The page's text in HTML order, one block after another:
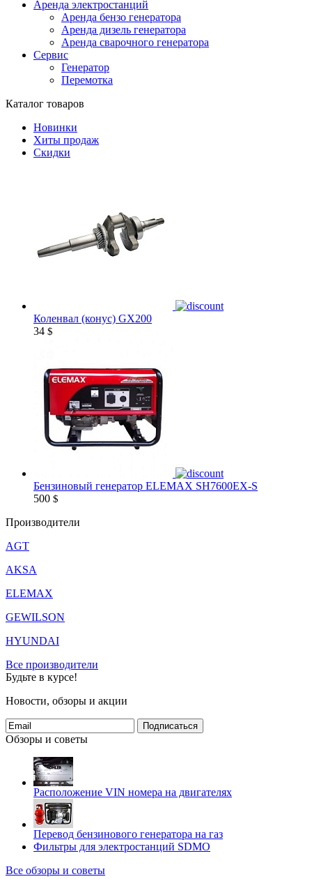
Аренда электростанций
Аренда бензо генератора
Аренда дизель генератора
Аренда сварочного генератора
Сервис
Генератор
Перемотка
Каталог товаров
Новинки
Хиты продаж
Скидки
Коленвал (конус) GX200
34 $
Бензиновый генератор ELEMAX SH7600EX-S
500 $
Производители
AGT
AKSA
ELEMAX
GEWILSON
HYUNDAI
Все производители
Будьте в курсе!
Новости, обзоры и акции
Подписаться
Обзоры и советы
Расположение VIN номера на двигателях
Перевод бензинового генератора на газ
Фильтры для электростанций SDMO
Все обзоры и советы